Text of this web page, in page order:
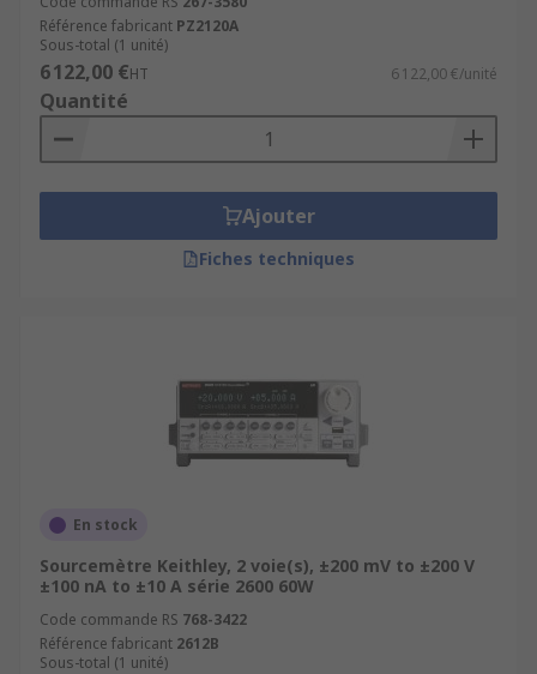
Référence fabricant PZ2120A
Sous-total (1 unité)
6 122,00 €HT 6 122,00 €/unité
Quantité
Ajouter
Fiches techniques
En stock
Sourcemètre Keithley, 2 voie(s), ±200 mV to ±200 V
±100 nA to ±10 A série 2600 60W
Code commande RS 768-3422
Référence fabricant 2612B
Sous-total (1 unité)